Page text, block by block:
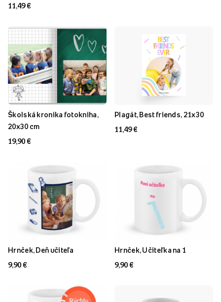
11,49 €
Školská kronika fotokniha,
20x30 cm
19,90 €
Plagát, Best friends, 21x30
11,49 €
Hrnček, Deň učiteľa
9,90 €
Hrnček, Učiteľka na 1
9,90 €